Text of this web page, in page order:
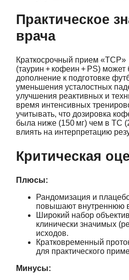
Практическое
врача
Краткосрочный прием «TCP»
(таурин + кофеин + PS) может
дополнение к подготовке
уменьшения усталостных
улучшения реактивных и
время интенсивных
учитывать, что дозировка
была ниже (150 мг) чем в TC
влиять на интерпретацию
Критическая
Плюсы:
Рандомизация и
повышают внутреннюю
Широкий набор
клинически значимых
исходов.
Кратковременный
для практического
Минусы: